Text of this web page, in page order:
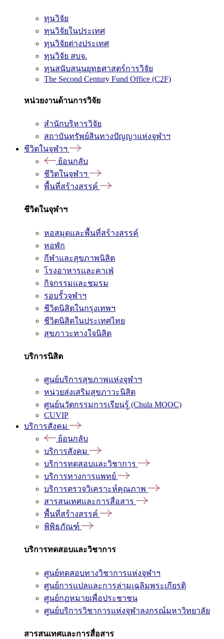
ทุนวิจัย
ทุนวิจัยในประเทศ
ทุนวิจัยต่างประเทศ
ทุนวิจัย สบจ.
ทุนสนับสนุนยุทธศาสตร์การวิจัย
The Second Century Fund Office (C2F)
หน่วยงานด้านการวิจัย
สำนักบริหารวิจัย
สถาบันทรัพย์สินทางปัญญาแห่งจุฬาฯ
ชีวิตในจุฬาฯ
ย้อนกลับ
ชีวิตในจุฬาฯ
พื้นที่สร้างสรรค์
ชีวิตในจุฬาฯ
หอสมุดและพื้นที่สร้างสรรค์
หอพัก
กีฬาและสุขภาพนิสิต
โรงอาหารและคาเฟ่
กิจกรรมและชมรม
รอบรั้วจุฬาฯ
ชีวิตนิสิตในกรุงเทพฯ
ชีวิตนิสิตในประเทศไทย
สุขภาวะทางใจนิสิต
บริการนิสิต
ศูนย์บริการสุขภาพแห่งจุฬาฯ
หน่วยส่งเสริมสุขภาวะนิสิต
ศูนย์นวัตกรรมการเรียนรู้ (Chula MOOC)
CUVIP
บริการสังคม
ย้อนกลับ
บริการสังคม
บริการทดสอบและวิชาการ
บริการทางการแพทย์
บริการตรวจวิเคราะห์คุณภาพ
สารสนเทศและการสื่อสาร
พื้นที่สร้างสรรค์
พิพิธภัณฑ์
บริการทดสอบและวิชาการ
ศูนย์ทดสอบทางวิชาการแห่งจุฬาฯ
ศูนย์การแปลและการล่ามเฉลิมพระเกียรติ
ศูนย์กฎหมายเพื่อประชาชน
ศูนย์บริการวิชาการแห่งจุฬาลงกรณ์มหาวิทยาลัย
สารสนเทศและการสื่อสาร